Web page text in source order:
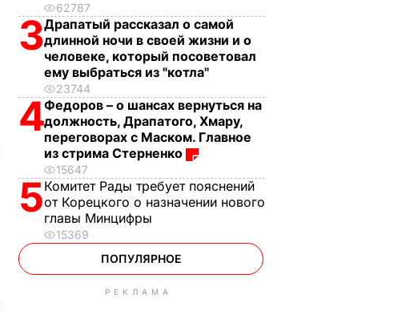
62787
3Драпатый рассказал о самой
длинной ночи в своей жизни и о
человеке, который посоветовал
ему выбраться из "котла"
23744
4Федоров – о шансах вернуться на
должность, Драпатого, Хмару,
переговорах с Маском. Главное
из стрима Стерненко
15647
5Комитет Рады требует пояснений
от Корецкого о назначении нового
главы Минцифры
15369
ПОПУЛЯРНОЕ
РЕКЛАМА